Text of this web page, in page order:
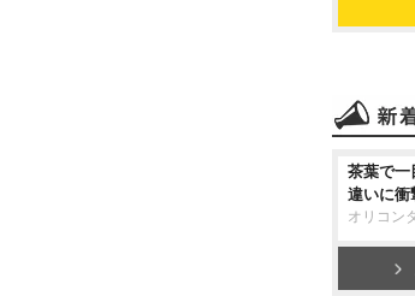
茶葉で一
違いに衝
オリコン